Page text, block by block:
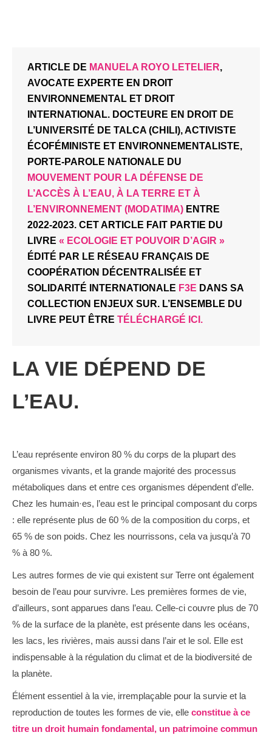
ARTICLE DE MANUELA ROYO LETELIER,
AVOCATE EXPERTE EN DROIT
ENVIRONNEMENTAL ET DROIT
INTERNATIONAL. DOCTEURE EN DROIT DE
L’UNIVERSITÉ DE TALCA (CHILI), ACTIVISTE
ÉCOFÉMINISTE ET ENVIRONNEMENTALISTE,
PORTE-PAROLE NATIONALE DU
MOUVEMENT POUR LA DÉFENSE DE
L’ACCÈS À L’EAU, À LA TERRE ET À
L’ENVIRONNEMENT (MODATIMA) ENTRE
2022-2023. CET ARTICLE FAIT PARTIE DU
LIVRE « ECOLOGIE ET POUVOIR D’AGIR »
ÉDITÉ PAR LE RÉSEAU FRANÇAIS DE
COOPÉRATION DÉCENTRALISÉE ET
SOLIDARITÉ INTERNATIONALE F3E DANS SA
COLLECTION ENJEUX SUR. L’ENSEMBLE DU
LIVRE PEUT ÊTRE TÉLÉCHARGÉ ICI.
LA VIE DÉPEND DE
L’EAU.
L’eau représente environ 80 % du corps de la plupart des
organismes vivants, et la grande majorité des processus
métaboliques dans et entre ces organismes dépendent d’elle.
Chez les humain·es, l’eau est le principal composant du corps
: elle représente plus de 60 % de la composition du corps, et
65 % de son poids. Chez les nourrissons, cela va jusqu’à 70
% à 80 %.
Les autres formes de vie qui existent sur Terre ont également
besoin de l’eau pour survivre. Les premières formes de vie,
d’ailleurs, sont apparues dans l’eau. Celle-ci couvre plus de 70
% de la surface de la planète, est présente dans les océans,
les lacs, les rivières, mais aussi dans l’air et le sol. Elle est
indispensable à la régulation du climat et de la biodiversité de
la planète.
Élément essentiel à la vie, irremplaçable pour la survie et la
reproduction de toutes les formes de vie, elle constitue à ce
titre un droit humain fondamental, un patrimoine commun